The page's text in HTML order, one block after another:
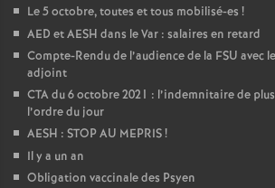
Le 5 octobre, toutes et tous mobilisé-es !
AED et AESH dans le Var : salaires en retard
Compte-Rendu de l’audience de la FSU avec
adjoint
CTA du 6 octobre 2021 : l’indemnitaire de
l’ordre du jour
AESH : STOP AU MEPRIS!
Il y a un an
Obligation vaccinale des Psyen